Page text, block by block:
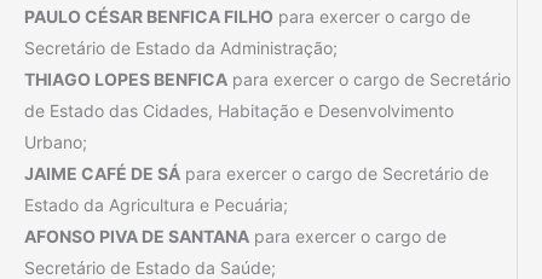
PAULO CÉSAR BENFICA FILHO para exercer o cargo de
Secretário de Estado da Administração;
THIAGO LOPES BENFICA para exercer o cargo de Secretário
de Estado das Cidades, Habitação e Desenvolvimento
Urbano;
JAIME CAFÉ DE SÁ para exercer o cargo de Secretário de
Estado da Agricultura e Pecuária;
AFONSO PIVA DE SANTANA para exercer o cargo de
Secretário de Estado da Saúde;